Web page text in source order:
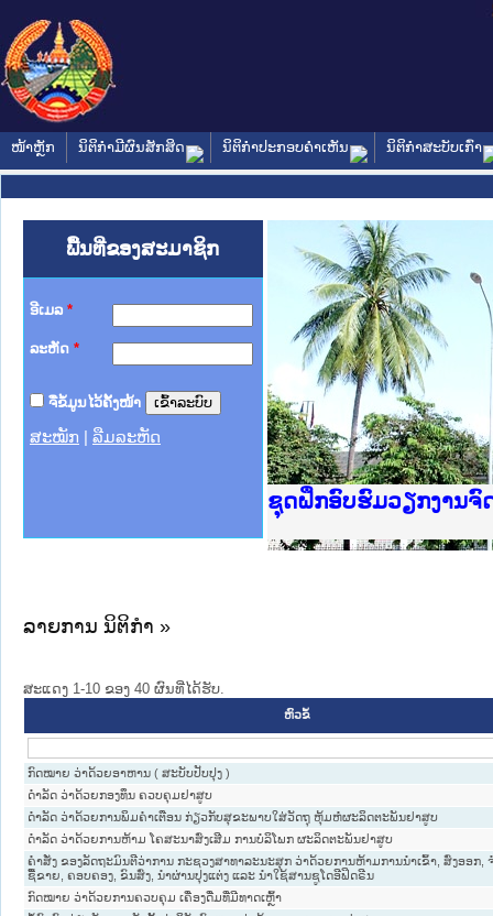
ໜ້າຫຼັກ ນິຕິກໍາມີຜົນສັກສິດ ນິຕິກໍາປະກອບຄໍາເຫັນ ນິຕິກໍາສະບັບເກົ່າ
ພື້ນທີ່ຂອງສະມາຊິກ
ອີເມລ *
ລະຫັດ *
ຈື່ຂໍ້ມູນໄວ້ຄັ້ງໜ້າ
ສະໝັກ ລືມລະຫັດ
Ministry of Justice
ເຜີຍແຜ່ວັບໄຊຈົດໝາຍເ
ກະຊວງຍຸຕິທຳ
ຊຸດຝຶກອົບຮົມວຽກງານຈົ
ກອງປະຊຸມທົບທວນຄືນກ
ຝຶກອົບຮົມ ຜູ່ປະສານງາ
ຝຶກອົບຮົມ ຜູ່ປະສານງາ
ເຜີຍແຜ່ແອັບກົດໝາຍລາ
ເຜີຍແຜ່ແອັບກົດໝາຍລາ
ຍົກລະດັບວຽກງານຈົດໝ
ຊຸດຝຶກອົບຮົມວຽກງານຈົ
ລາຍການ ນິຕິກໍາ »
ສະແດງ 1-10 ຂອງ 40 ຜົນທີ່ໄດ້ຮັບ.
ຫົວຂໍ້
ກົດໝາຍ ວ່າດ້ວຍອາຫານ ( ສະບັບປັບປຸງ )
ດຳລັດ ວ່າດ້ວຍກອງທຶນ ຄວບຄຸມຢາສູບ
ດຳລັດ ວ່າດ້ວຍການພິມຄຳເຕືອນ ກ່ຽວກັບສຸຂະພາບໃສ່ວັດຖຸ ຫຸ້ມຫໍ່ຜະລິດຕະພັນຢາສູບ
ດຳລັດ ວ່າດ້ວຍການຫ້າມ ໂຄສະນາສົ່ງເສີມ ການບໍລິໂພກ ຜະລິດຕະພັນຢາສູບ
ຄຳສັ່ງ ຂອງລັດຖະມົນຕີວ່າການ ກະຊວງສາທາລະນະສຸກ ວ່າດ້ວຍການຫ້າມການນຳເຂົ້າ, ສົ່ງອອກ,
ຊື້ຂາຍ, ຄອບຄອງ, ຂົນສົ່ງ, ນຳຜ່ານປຸງແຕ່ງ ແລະ ນຳໃຊ້ສານຊູໂດອີຟິດຣີນ
ກົດໝາຍ ວ່າດ້ວຍການຄວບຄຸມ ເຄື່ອງດື່ມທີ່ມີທາດເຫຼົ້າ